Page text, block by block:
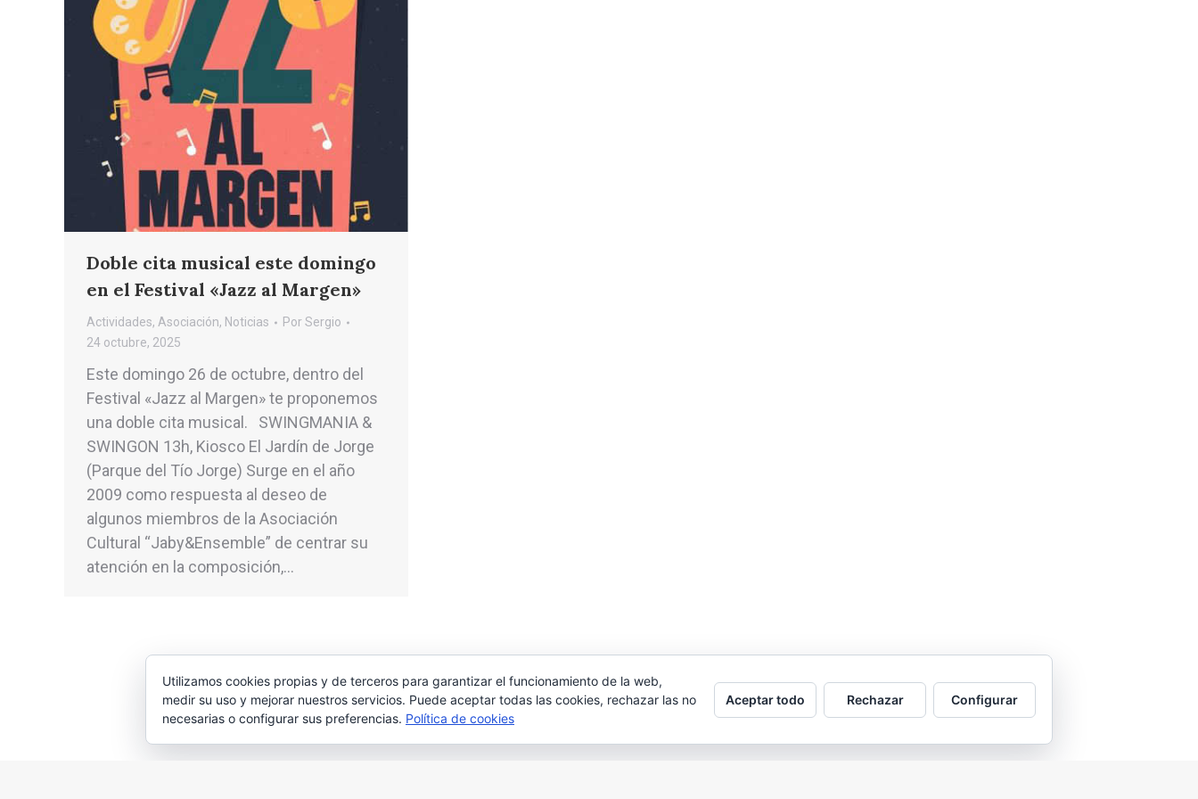
Doble cita musical este domingo
en el Festival «Jazz al Margen»
Actividades, Asociación, Noticias PorSergio
24 octubre, 2025
Este domingo 26 de octubre, dentro del
Festival «Jazz al Margen» te proponemos
una doble cita musical. SWINGMANIA &
SWINGON 13h, Kiosco El Jardín de Jorge
(Parque del Tío Jorge) Surge en el año
2009 como respuesta al deseo de
algunos miembros de la Asociación
Cultural “Jaby&Ensemble” de centrar su
atención en la composición,…
2026 © Asociación Vecinal Tío Jorge - Arrabal |
Utilizamos cookies propias y de terceros para garantizar el funcionamiento de la web,
medir su uso y mejorar nuestros servicios. Puede aceptar todas las cookies, rechazar las no
necesarias o configurar sus preferencias. Política de cookies
Aceptar todo Rechazar Configurar